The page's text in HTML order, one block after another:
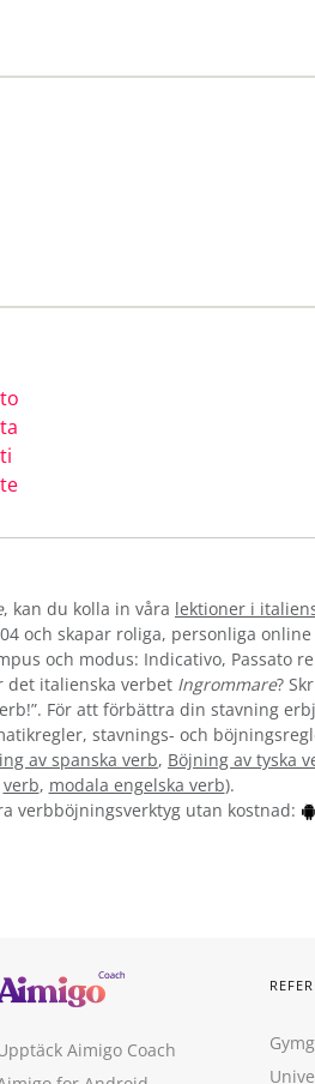
, kan du kolla in våra lektioner i
och skapar roliga, personliga
och modus: Indicativo, Passato
det italienska verbet Ingrommare?
För att förbättra din stavning
stavnings- och
av spanska verb, Böjning av tyska
verb, modala engelska verb).
verbböjningsverktyg utan kostnad:
Aimigo Coach